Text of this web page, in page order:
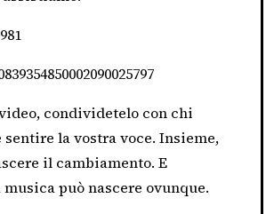
condividetelo con chi
sentire la vostra voce. Insieme,
il cambiamento. E
può nascere ovunque.